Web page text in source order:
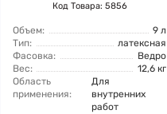
Код Товара: 5856
Объем:
9 л
Тип:
латексная
Фасовка:
Ведро
Вес:
12,6 кг
Область
применения:
Для
внутренних
работ